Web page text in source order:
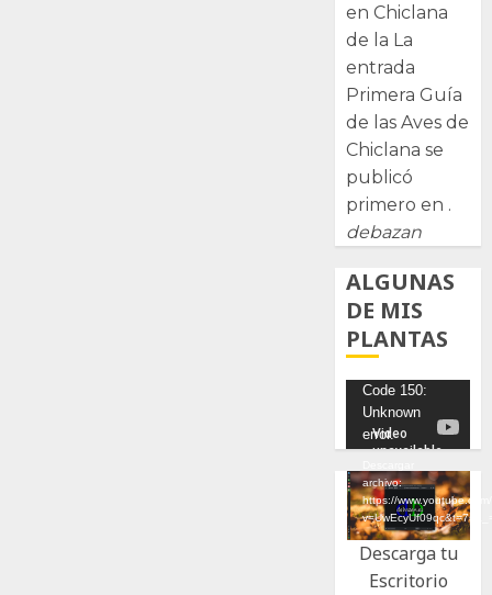
en Chiclana
de la La
entrada
Primera Guía
de las Aves de
Chiclana se
publicó
primero en .
debazan
ALGUNAS
DE MIS
PLANTAS
Reproductor
de
vídeo
Code 150:
Unknown
error.
archivo:
https://
Descarga tu
Escritorio